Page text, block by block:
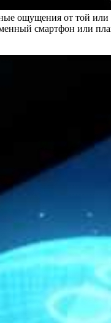
ощущения от той
смартфон или